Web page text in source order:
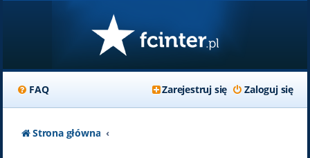
FAQ Zaloguj się
Zarejestruj się
Strona główna